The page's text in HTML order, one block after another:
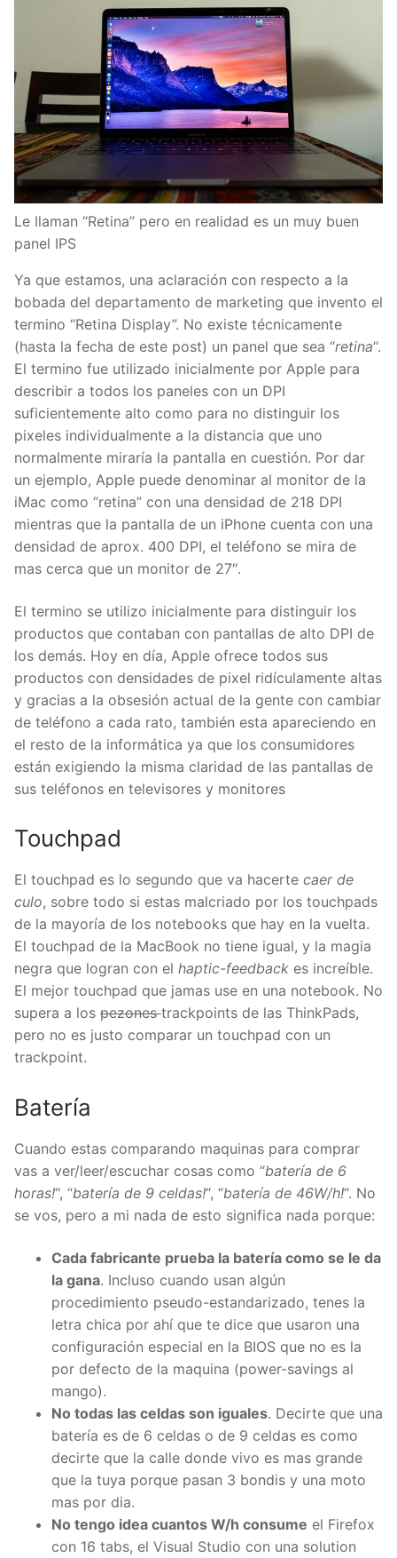
Le llaman “Retina” pero en realidad es un muy buen
panel IPS
Ya que estamos, una aclaración con respecto a la
bobada del departamento de marketing que invento el
termino “Retina Display”. No existe técnicamente
(hasta la fecha de este post) un panel que sea “retina“.
El termino fue utilizado inicialmente por Apple para
describir a todos los paneles con un DPI
suficientemente alto como para no distinguir los
pixeles individualmente a la distancia que uno
normalmente miraría la pantalla en cuestión. Por dar
un ejemplo, Apple puede denominar al monitor de la
iMac como “retina” con una densidad de 218 DPI
mientras que la pantalla de un iPhone cuenta con una
densidad de aprox. 400 DPI, el teléfono se mira de
mas cerca que un monitor de 27″.
El termino se utilizo inicialmente para distinguir los
productos que contaban con pantallas de alto DPI de
los demás. Hoy en día, Apple ofrece todos sus
productos con densidades de pixel ridículamente altas
y gracias a la obsesión actual de la gente con cambiar
de teléfono a cada rato, también esta apareciendo en
el resto de la informática ya que los consumidores
están exigiendo la misma claridad de las pantallas de
sus teléfonos en televisores y monitores
Touchpad
El touchpad es lo segundo que va hacerte caer de
culo, sobre todo si estas malcriado por los touchpads
de la mayoría de los notebooks que hay en la vuelta.
El touchpad de la MacBook no tiene igual, y la magia
negra que logran con el haptic-feedback es increíble.
El mejor touchpad que jamas use en una notebook. No
supera a los pezonestrackpoints de las ThinkPads,
pero no es justo comparar un touchpad con un
trackpoint.
Batería
Cuando estas comparando maquinas para comprar
vas a ver/leer/escuchar cosas como “batería de 6
horas!“, “batería de 9 celdas!“, “batería de 46W/h!“. No
se vos, pero a mi nada de esto significa nada porque:
Cada fabricante prueba la batería como se le da
la gana. Incluso cuando usan algún
procedimiento pseudo-estandarizado, tenes la
letra chica por ahí que te dice que usaron una
configuración especial en la BIOS que no es la
por defecto de la maquina (power-savings al
mango).
No todas las celdas son iguales. Decirte que una
batería es de 6 celdas o de 9 celdas es como
decirte que la calle donde vivo es mas grande
que la tuya porque pasan 3 bondis y una moto
mas por dia.
No tengo idea cuantos W/h consume el Firefox
con 16 tabs, el Visual Studio con una solution